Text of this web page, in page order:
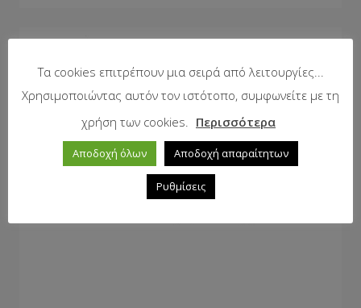
Τα cookies επιτρέπουν μια σειρά από λειτουργίες...
Χρησιμοποιώντας αυτόν τον ιστότοπο, συμφωνείτε με τη
χρήση των cookies. Περισσότερα
Αποδοχή όλων Αποδοχή απαραίτητων
Ρυθμίσεις